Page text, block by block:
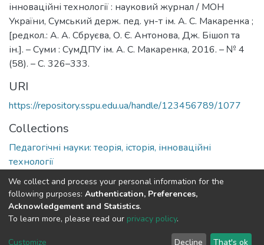
інноваційні технології : науковий журнал / МОН
України, Сумський держ. пед. ун-т ім. А. С. Макаренка ;
[редкол.: А. А. Сбруєва, О. Є. Антонова, Дж. Бішоп та
ін.]. – Суми : СумДПУ ім. А. С. Макаренка, 2016. – № 4
(58). – С. 326–333.
URI
https://repository.sspu.edu.ua/handle/123456789/1077
Collections
Педагогічні науки: теорія, історія, інноваційні
технології
Full item page Google Scholar
DSpace software and SSPU named after A.S. Makarenko
LYRASIS
We collect and process your personal information for the
following purposes: Authentication, Preferences,
Acknowledgement and Statistics.
To learn more, please read our privacy policy.
Customize Decline That's ok